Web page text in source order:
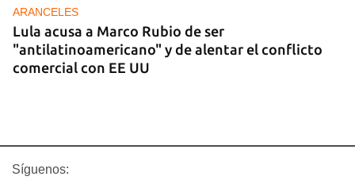
ARANCELES
Lula acusa a Marco Rubio de ser
"antilatinoamericano" y de alentar el conflicto
comercial con EE UU
Síguenos: